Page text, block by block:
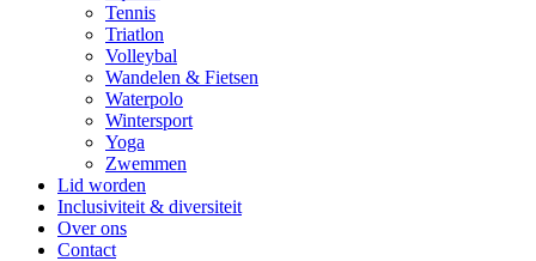
Tennis
Triatlon
Volleybal
Wandelen & Fietsen
Waterpolo
Wintersport
Yoga
Zwemmen
Lid worden
Inclusiviteit & diversiteit
Over ons
Contact